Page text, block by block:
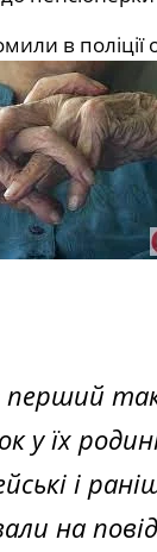
в поліції
перший
у їх
і
на